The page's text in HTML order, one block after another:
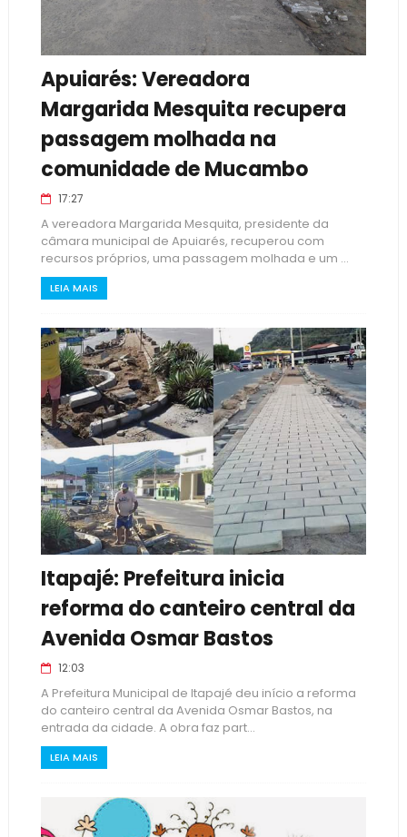
Apuiarés: Vereadora
Margarida Mesquita recupera
passagem molhada na
comunidade de Mucambo
17:27
A vereadora Margarida Mesquita, presidente da
câmara municipal de Apuiarés, recuperou com
recursos próprios, uma passagem molhada e um ...
LEIA MAIS
Itapajé: Prefeitura inicia
reforma do canteiro central da
Avenida Osmar Bastos
12:03
A Prefeitura Municipal de Itapajé deu início a reforma
do canteiro central da Avenida Osmar Bastos, na
entrada da cidade. A obra faz part...
LEIA MAIS